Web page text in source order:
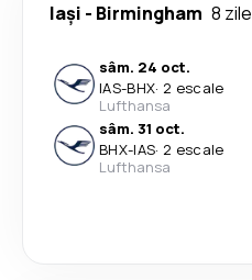
Iași - Birmingham 8 zile
sâm. 24 oct.
IAS-BHX· 2 escale
Lufthansa
sâm. 31 oct.
BHX-IAS· 2 escale
Lufthansa